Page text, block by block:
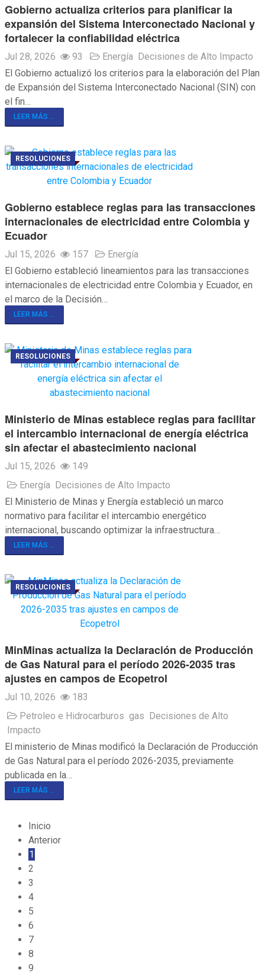
Gobierno actualiza criterios para planificar la
expansión del Sistema Interconectado Nacional y
fortalecer la confiabilidad eléctrica
Jul 28, 2026 93 Energía Decisiones de Alto Impacto
El Gobierno actualizó los criterios para la elaboración del Plan
de Expansión del Sistema Interconectado Nacional (SIN) con
el fin…
LEER MÁS ...
RESOLUCIONES
Gobierno establece reglas para las transacciones
internacionales de electricidad entre Colombia y
Ecuador
Jul 15, 2026 157
Energía
El Gobierno estableció lineamientos para las transacciones
internacionales de electricidad entre Colombia y Ecuador, en
el marco de la Decisión…
LEER MÁS ...
RESOLUCIONES
Ministerio de Minas establece reglas para facilitar
el intercambio internacional de energía eléctrica
sin afectar el abastecimiento nacional
Jul 15, 2026
149
Energía Decisiones de Alto Impacto
El Ministerio de Minas y Energía estableció un marco
normativo para facilitar el intercambio energético
internacional, buscando optimizar la infraestructura…
LEER MÁS ...
RESOLUCIONES
MinMinas actualiza la Declaración de Producción
de Gas Natural para el período 2026-2035 tras
ajustes en campos de Ecopetrol
Jul 10, 2026
183
Petroleo e Hidrocarburos gas Decisiones de Alto
Impacto
El ministerio de Minas modificó la Declaración de Producción
de Gas Natural para el período 2026-2035, previamente
publicada en la…
LEER MÁS ...
Inicio
Anterior
1
2
3
4
5
6
7
8
9